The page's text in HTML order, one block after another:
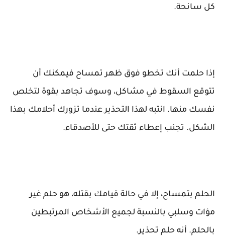
كل سانحة.
إذا حلمت أنك تخطو فوق ظهر تمساح فيمكنك أن
تتوقع السقوط في مشاكل، وسوف تجاهد بقوة لتخلص
نفسك منها. انتبه لهذا التحذير عندما تزورك أحلامك بهذا
الشكل. تجنب إعطاء ثقتك حتى للأصدقاء.
الحلم بتمساح، إلا في حالة قيامك بقتله، هو حلم غير
مؤات وسلبي بالنسبة لجميع الأشخاص المرتبطين
بالحلم. أنه حلم تحذير.